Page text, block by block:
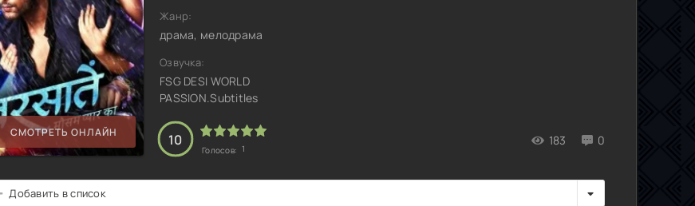
СМОТРЕТЬ ОНЛАЙН
Жанр:
драма, мелодрама
Озвучка:
FSG DESI WORLD
PASSION.Subtitles
10
Голосов: 1
183 0
Добавить в список